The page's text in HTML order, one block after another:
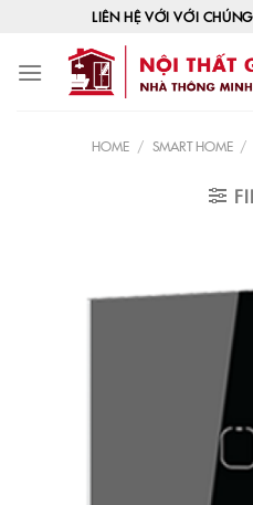
content
LIÊN HỆ VỚI VỚI
HOME / SMART HOME /